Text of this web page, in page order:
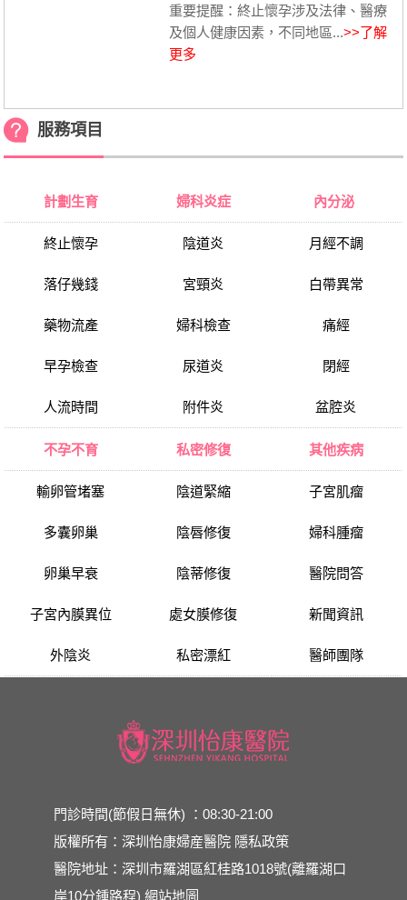
重要提醒：終止懷孕涉及法律、醫療
及個人健康因素，不同地區...>>了解
更多
服務項目
計劃生育
終止懷孕
落仔幾錢
藥物流產
早孕檢查
人流時間
婦科炎症
陰道炎
宮頸炎
婦科檢查
尿道炎
附件炎
內分泌
月經不調
白帶異常
痛經
閉經
盆腔炎
不孕不育
輸卵管堵塞
多囊卵巢
卵巢早衰
子宮內膜異位
外陰炎
私密修復
陰道緊縮
陰唇修復
陰蒂修復
處女膜修復
私密漂紅
其他疾病
子宮肌瘤
婦科腫瘤
醫院問答
新聞資訊
醫師團隊
門診時間(節假日無休) ：08:30-21:00
版權所有：深圳怡康婦産醫院 隱私政策
醫院地址：深圳市羅湖區紅桂路1018號(離羅湖口
岸10分鍾路程)網站地圖